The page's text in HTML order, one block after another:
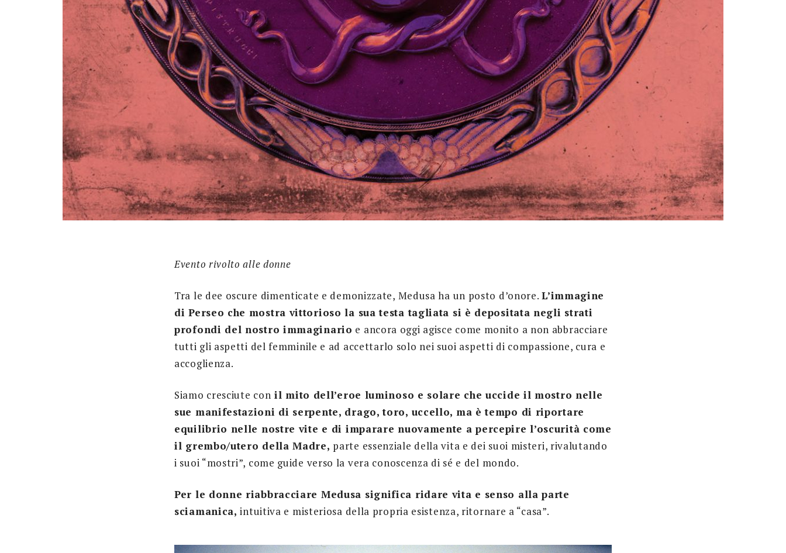
Evento rivolto alle donne
Tra le dee oscure dimenticate e demonizzate, Medusa ha un posto d’onore.L’immagine
di Perseo che mostra vittorioso la sua testa tagliata si è depositata negli strati
profondi del nostro immaginario e ancora oggi agisce come monito a non abbracciare
tutti gli aspetti del femminile e ad accettarlo solo nei suoi aspetti di compassione, cura e
accoglienza.
Siamo cresciute con il mito dell’eroe luminoso e solare che uccide il mostro nelle
sue manifestazioni di serpente, drago, toro, uccello, ma è tempo di riportare
equilibrio nelle nostre vite e di imparare nuovamente a percepire l’oscurità come
il grembo/utero della Madre, parte essenziale della vita e dei suoi misteri, rivalutando
i suoi “mostri”, come guide verso la vera conoscenza di sé e del mondo.
Per le donne riabbracciare Medusa significa ridare vita e senso alla parte
sciamanica, intuitiva e misteriosa della propria esistenza, ritornare a “casa”.